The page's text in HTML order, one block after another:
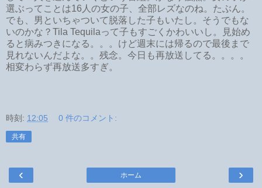
選ぶってことは16人の女の子、全部レズなのね。たぶん。
でも、男といちゃついて脱落した子もいたし。そうでもな
いのかな？Tila Tequilaって子もすごくかわいいし。見始め
ると病みつきになる。。。けど週末には帰るので最後まで
見れないんだよな。。残念。今日も再放送してる。。。。
相変わらず再放送多すぎ。
時刻: 12:05 0 件のコメント:
共有
‹ ›
ホーム